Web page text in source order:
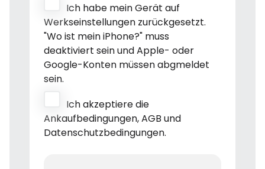
Ich habe mein Gerät auf
Werkseinstellungen zurückgesetzt.
"Wo ist mein iPhone?" muss
deaktiviert sein und Apple- oder
Google-Konten müssen abgmeldet
sein.
Ich akzeptiere die
Ankaufbedingungen, AGB und
Datenschutzbedingungen.